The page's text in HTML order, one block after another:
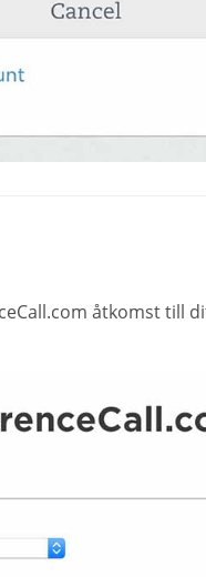
åtkomst till